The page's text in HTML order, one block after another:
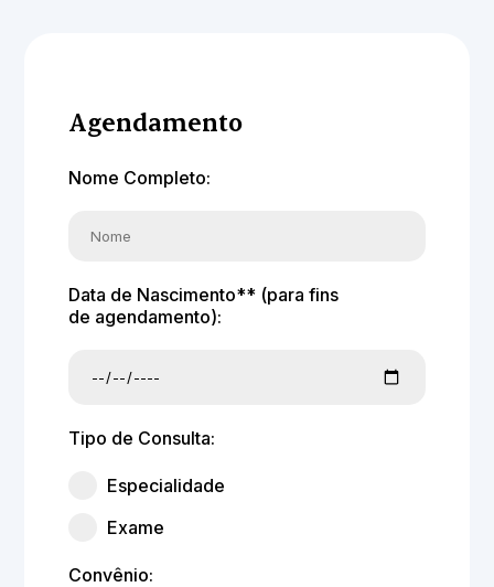
Agendamento
Nome Completo:
Data de Nascimento** (para fins
de agendamento):
Tipo de Consulta:
Especialidade
Exame
Convênio: